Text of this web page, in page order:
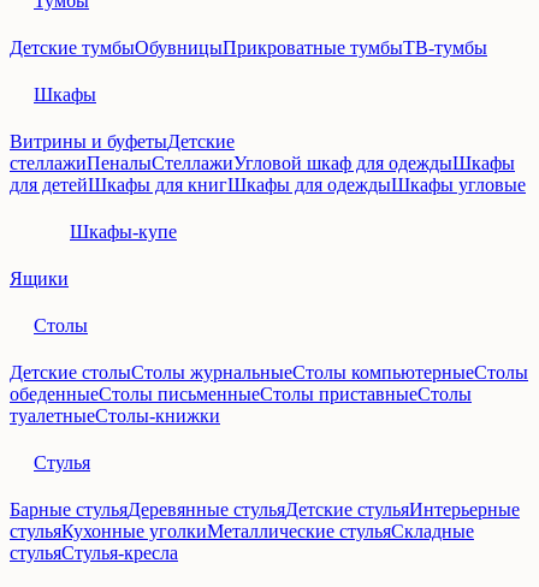
Детские тумбыОбувницыПрикроватные тумбыТВ-тумбы
Шкафы
Витрины и буфетыДетские
стеллажиПеналыСтеллажиУгловой шкаф для одеждыШкафы
для детейШкафы для книгШкафы для одеждыШкафы угловые
Шкафы-купе
Ящики
Столы
Детские столыСтолы журнальныеСтолы компьютерныеСтолы
обеденныеСтолы письменныеСтолы приставныеСтолы
туалетныеСтолы-книжки
Стулья
Барные стульяДеревянные стульяДетские стульяИнтерьерные
стульяКухонные уголкиМеталлические стульяСкладные
стульяСтулья-кресла